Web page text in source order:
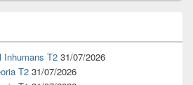
Inhumans T2 31/07/2026
T2 31/07/2026